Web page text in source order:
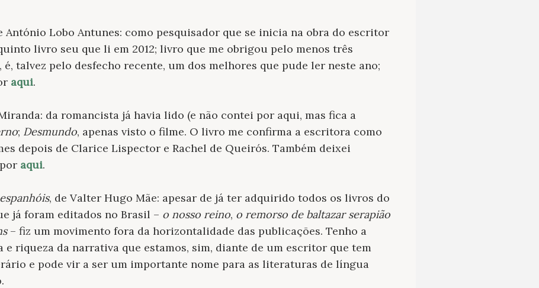
António Lobo Antunes: como pesquisador que se inicia na obra do escritor
livro seu que li em 2012; livro que me obrigou pelo menos três
talvez pelo desfecho recente, um dos melhores que pude ler neste ano;
aqui.
da romancista já havia lido (e não contei por aqui, mas fica a
; Desmundo, apenas visto o filme. O livro me confirma a escritora como
depois de Clarice Lispector e Rachel de Queirós. Também deixei
aqui.
, de Valter Hugo Mãe: apesar de já ter adquirido todos os livros do
já foram editados no Brasil – o nosso reino, o remorso de baltazar serapião
– fiz um movimento fora da horizontalidade das publicações. Tenho a
e riqueza da narrativa que estamos, sim, diante de um escritor que tem
e pode vir a ser um importante nome para as literaturas de língua